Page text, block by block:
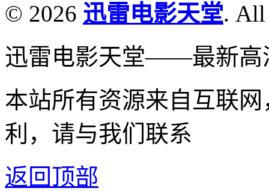
© 2026 迅雷电影天堂. All
迅雷电影天堂——最新高
本站所有资源来自互联
利，请与我们联系
返回顶部